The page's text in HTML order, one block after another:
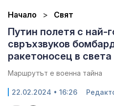
Начало Свят
Путин полетя с най-
свръхзвуков
ракетоносец в света
Маршрутът е военна тайна
22.02.2024 • 16:26